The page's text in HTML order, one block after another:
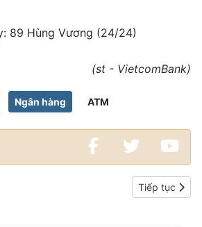
89 Hùng Vương (24/24)
(st - VietcomBank)
Ngân hàng ATM
đặt máy ATM của Ngân hàng TMCP Á
Bài viết kế
Tiếp tục